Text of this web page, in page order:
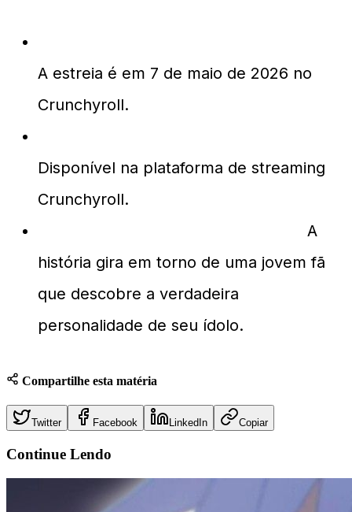
A estreia é em 7 de maio de 2026 no
Crunchyroll.
Disponível na plataforma de streaming
Crunchyroll.
A
história gira em torno de uma jovem fã
que descobre a verdadeira
personalidade de seu ídolo.
Compartilhe esta matéria
Twitter Facebook LinkedIn Copiar
Continue Lendo